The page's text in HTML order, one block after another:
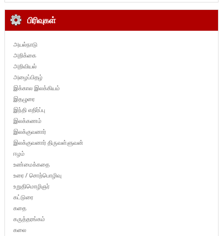
பிரிவுகள்
அயல்நாடு
அறிக்கை
அறிவியல்
அழைப்பிதழ்
இக்கால இலக்கியம்
இதழுரை
இந்தி எதிர்ப்பு
இலக்கணம்
இலக்குவனார்
இலக்குவனார் திருவள்ளுவன்
ஈழம்
உண்மைக்கதை
உரை / சொற்பொழிவு
உறுதிமொழிஞர்
கட்டுரை
கதை
கருத்தரங்கம்
கலை